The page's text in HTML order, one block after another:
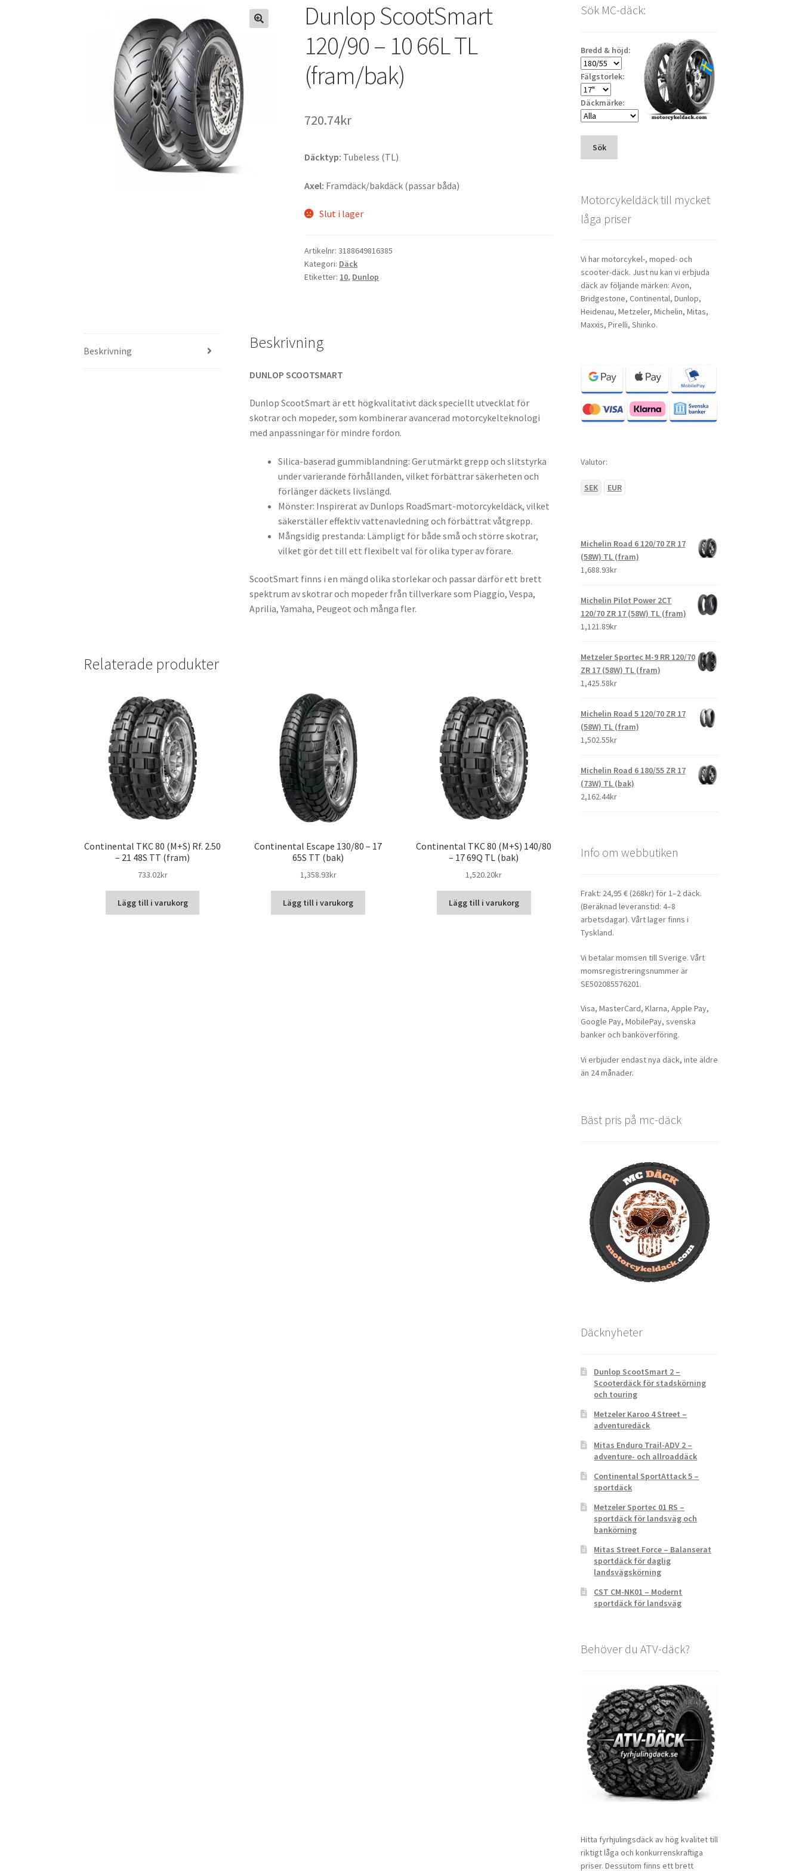
Dunlop ScootSmart
120/90 – 10 66L TL
(fram/bak)
720.74kr
Däcktyp: Tubeless (TL)
Axel: Framdäck/bakdäck (passar båda)
Slut i lager
Artikelnr:3188649816385
Kategori: Däck
Etiketter: 10, Dunlop
Beskrivning Beskrivning
DUNLOP SCOOTSMART
Dunlop ScootSmart är ett högkvalitativt däck speciellt utvecklat för
skotrar och mopeder, som kombinerar avancerad motorcykelteknologi
med anpassningar för mindre fordon.
Silica-baserad gummiblandning: Ger utmärkt grepp och slitstyrka
under varierande förhållanden, vilket förbättrar säkerheten och
förlänger däckets livslängd.
Mönster: Inspirerat av Dunlops RoadSmart-motorcykeldäck, vilket
säkerställer effektiv vattenavledning och förbättrat våtgrepp.
Mångsidig prestanda: Lämpligt för både små och större skotrar,
vilket gör det till ett flexibelt val för olika typer av förare.
ScootSmart finns i en mängd olika storlekar och passar därför ett brett
spektrum av skotrar och mopeder från tillverkare som Piaggio, Vespa,
Aprilia, Yamaha, Peugeot och många fler.
Relaterade produkter
Continental TKC 80 (M+S) Rf. 2.50
– 21 48S TT (fram)
733.02kr
Lägg till i varukorg
Continental Escape 130/80 – 17
65S TT (bak)
1,358.93kr
Lägg till i varukorg
Continental TKC 80 (M+S) 140/80
– 17 69Q TL (bak)
1,520.20kr
Lägg till i varukorg
Sök MC-däck:
Bredd & höjd:
Fälgstorlek:
Däckmärke:
Sök
Motorcykeldäck till mycket
låga priser
Vi har motorcykel-, moped- och
scooter-däck. Just nu kan vi erbjuda
däck av följande märken: Avon,
Bridgestone, Continental, Dunlop,
Heidenau, Metzeler, Michelin, Mitas,
Maxxis, Pirelli, Shinko.
Valutor:
SEK EUR
Michelin Road 6 120/70 ZR 17
(58W) TL (fram)
1,688.93kr
Michelin Pilot Power 2CT
120/70 ZR 17 (58W) TL (fram)
1,121.89kr
Metzeler Sportec M-9 RR 120/70
ZR 17 (58W) TL (fram)
1,425.58kr
Michelin Road 5 120/70 ZR 17
(58W) TL (fram)
1,502.55kr
Michelin Road 6 180/55 ZR 17
(73W) TL (bak)
2,162.44kr
Info om webbutiken
Frakt: 24,95 € (268kr) för 1–2 däck.
(Beräknad leveranstid: 4–8
arbetsdagar). Vårt lager finns i
Tyskland.
Vi betalar momsen till Sverige. Vårt
momsregistreringsnummer är
SE502085576201.
Visa, MasterCard, Klarna, Apple Pay,
Google Pay, MobilePay, svenska
banker och banköverföring.
Vi erbjuder endast nya däck, inte äldre
än 24 månader.
Bäst pris på mc-däck
Däcknyheter
Dunlop ScootSmart 2 –
Scooterdäck för stadskörning
och touring
Metzeler Karoo 4 Street –
adventuredäck
Mitas Enduro Trail-ADV 2 –
adventure- och allroaddäck
Continental SportAttack 5 –
sportdäck
Metzeler Sportec 01 RS –
sportdäck för landsväg och
bankörning
Mitas Street Force – Balanserat
sportdäck för daglig
landsvägskörning
CST CM-NK01 – Modernt
sportdäck för landsväg
Behöver du ATV-däck?
Hitta fyrhjulingsdäck av hög kvalitet till
riktigt låga och konkurrenskraftiga
priser. Dessutom finns ett brett